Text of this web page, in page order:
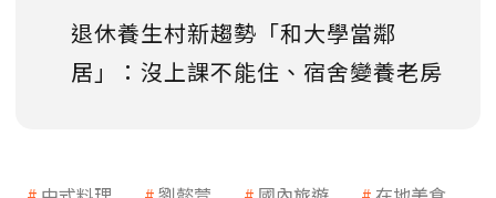
退休養生村新趨勢「和大學當鄰
居」：沒上課不能住、宿舍變養老房